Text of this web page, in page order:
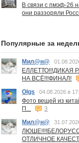
В связи с пмэф-26
они раззоряли
Популярные за
Мил@н@
ЕЛЛЕТТО!!!ДИКАЯ
НА ВСЁ!!!ФИНАЛ!
Olgs
04.08.2026 в
Фото вещей из
П...
3
Мил@н@
ОТЛИЧНОЕ